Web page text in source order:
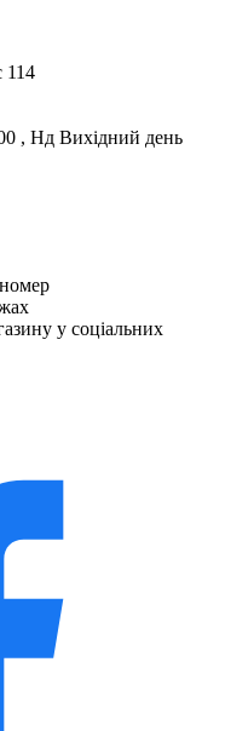
114
, Нд Вихідний день
у соціальних